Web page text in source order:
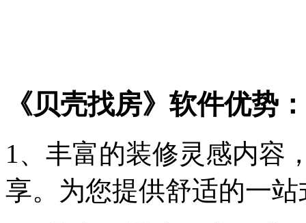
《贝壳找房》软件优势：
1、丰富的装修灵感内容
享。为您提供舒适的一